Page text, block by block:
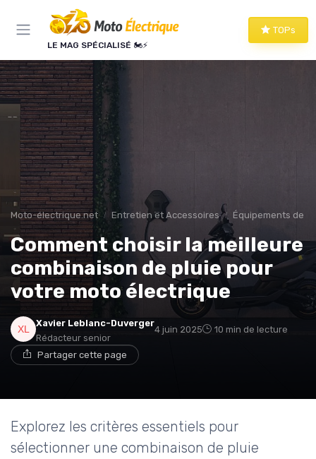
LE MAG SPÉCIALISÉ 🏍️⚡
TOPs
Moto-électrique.net Entretien et Accessoires Équipements de
Comment choisir la meilleure
combinaison de pluie pour
votre moto électrique
Xavier Leblanc-Duverger
Rédacteur senior
4 juin 2025 10 min de lecture
Partager cette page
Explorez les critères essentiels pour
sélectionner une combinaison de pluie
Panneau de gestion des cookies